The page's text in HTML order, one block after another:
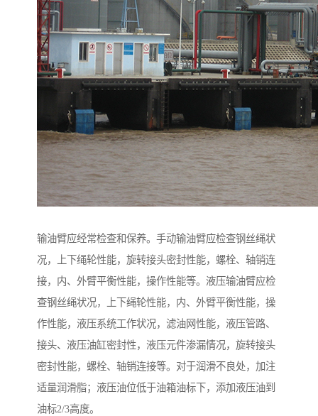
输油臂应经常检查和保养。手动输油臂应检查钢丝绳状
况，上下绳轮性能，旋转接头密封性能，螺栓、轴销连
接，内、外臂平衡性能，操作性能等。液压输油臂应检
查钢丝绳状况，上下绳轮性能，内、外臂平衡性能，操
作性能，液压系统工作状况，滤油网性能，液压管路、
接头、液压油缸密封性，液压元件渗漏情况，旋转接头
密封性能，螺栓、轴销连接等。对于润滑不良处，加注
适量润滑脂；液压油位低于油箱油标下，添加液压油到
油标2/3高度。